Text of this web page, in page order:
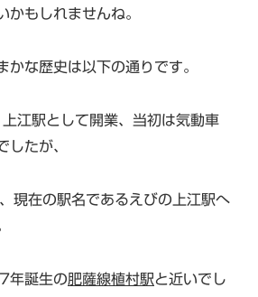
かもしれませんね。
かな歴史は以下の通りです。
江駅として開業、当初は気動車
したが、
在の駅名であるえびの上江駅へ
年誕生の肥薩線植村駅と近いでし